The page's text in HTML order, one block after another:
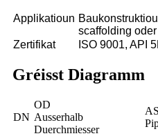
Applikatioun
scaffolding
Zertifikat
ISO 9001, API
Gréisst Diagramm
DN
OD
Ausserhalb
Duerchmiesser